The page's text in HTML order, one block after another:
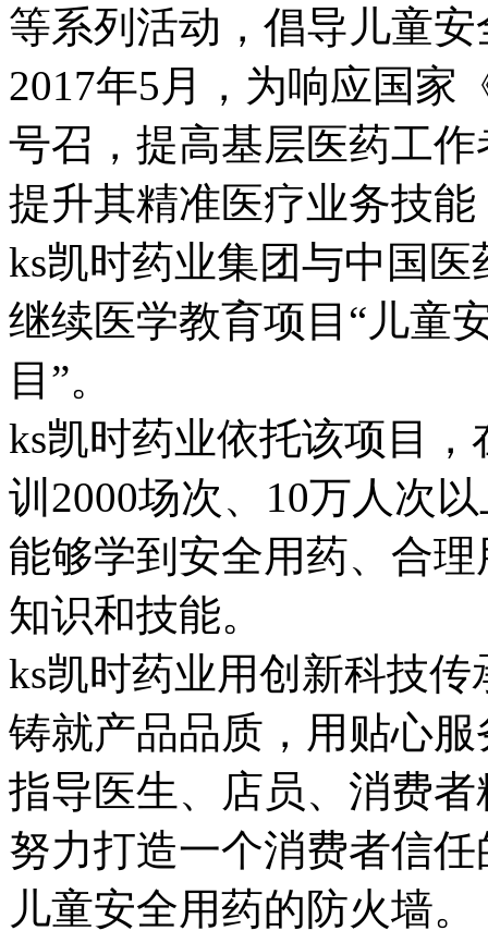
等系列活动，倡导儿童
2017年5月，为响应国家
号召，提高基层医药工
提升其精准医疗业务技能
ks凯时药业集团与中国
继续医学教育项目“儿童
目”。
ks凯时药业依托该项目
训2000场次、10万人次
能够学到安全用药、合
知识和技能。
ks凯时药业用创新科技
铸就产品品质，用贴心
指导医生、店员、消费
努力打造一个消费者信
儿童安全用药的防火墙。